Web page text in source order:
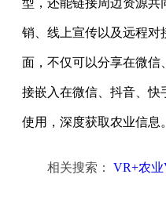
销、线上宣传以及远程对
面，不仅可以分享在微信
接嵌入在微信、抖音、快
使用，深度获取农业信息。
相关搜索： VR+农